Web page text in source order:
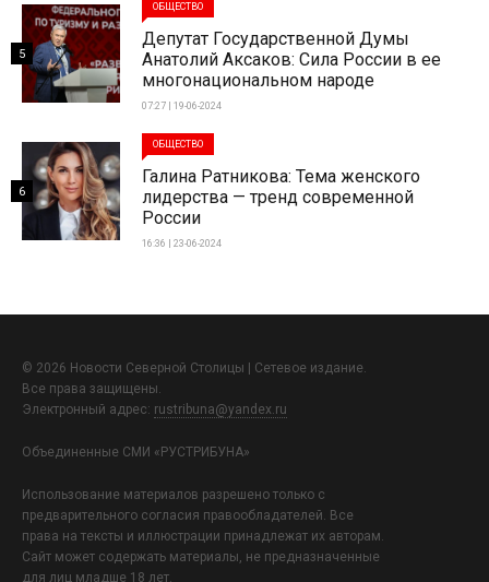
ОБЩЕСТВО
Депутат Государственной Думы
Анатолий Аксаков: Сила России в ее
многонациональном народе
07:27 | 19-06-2024
5
ОБЩЕСТВО
Галина Ратникова: Тема женского
лидерства — тренд современной
России
16:36 | 23-06-2024
6
© 2026 Новости Северной Столицы | Сетевое издание.
Все права защищены.
Электронный адрес: rustribuna@yandex.ru
Объединенные СМИ «РУСТРИБУНА»
Использование материалов разрешено только с
предварительного согласия правообладателей. Все
права на тексты и иллюстрации принадлежат их авторам.
Сайт может содержать материалы, не предназначенные
для лиц младше 18 лет.